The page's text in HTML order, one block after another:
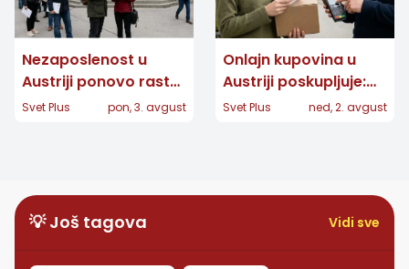
Nezaposlenost u
Austriji ponovo raste:
Više od 364.000 ljudi
Svet Plus pon, 3. avgust
Onlajn kupovina u
Austriji poskupljuje:
Za pojedine pakete
Svet Plus ned, 2. avgust
💡 Još tagova Vidi sve